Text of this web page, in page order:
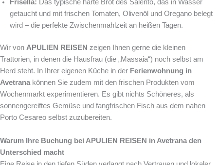
Frisella: Das typische harte Brot des Salento, das in Wasser
getaucht und mit frischen Tomaten, Olivenöl und Oregano belegt
wird – die perfekte Zwischenmahlzeit an heißen Tagen.
Wir von APULIEN REISEN zeigen Ihnen gerne die kleinen
Trattorien, in denen die Hausfrau (die „Massaia“) noch selbst am
Herd steht. In Ihrer eigenen Küche in der Ferienwohnung in
Avetrana können Sie zudem mit den frischen Produkten vom
Wochenmarkt experimentieren. Es gibt nichts Schöneres, als
sonnengereiftes Gemüse und fangfrischen Fisch aus dem nahen
Porto Cesareo selbst zuzubereiten.
Warum Ihre Buchung bei APULIEN REISEN in Avetrana den
Unterschied macht